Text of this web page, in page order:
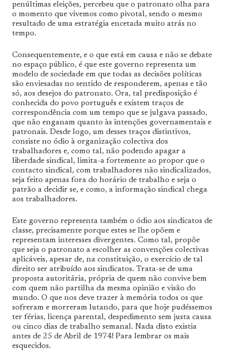
penúltimas eleições, percebeu que o patronato olha para
o momento que vivemos como pivotal, sendo o mesmo
resultado de uma estratégia encetada muito atrás no
tempo.
Consequentemente, e o que está em causa e não se debate
no espaço público, é que este governo representa um
modelo de sociedade em que todas as decisões políticas
são enviesadas no sentido de responderem, apenas e tão
só, aos desejos do patronato. Ora, tal predisposição é
conhecida do povo português e existem traços de
correspondência com um tempo que se julgava passado,
que não enganam quanto às intenções governamentais e
patronais. Desde logo, um desses traços distintivos,
consiste no ódio à organização colectiva dos
trabalhadores e, como tal, não podendo apagar a
liberdade sindical, limita-a fortemente ao propor que o
contacto sindical, com trabalhadores não sindicalizados,
seja feito apenas fora do horário de trabalho e seja o
patrão a decidir se, e como, a informação sindical chega
aos trabalhadores.
Este governo representa também o ódio aos sindicatos de
classe, precisamente porque estes se lhe opõem e
representam interesses divergentes. Como tal, propõe
que seja o patronato a escolher as convenções colectivas
aplicáveis, apesar de, na constituição, o exercício de tal
direito ser atribuído aos sindicatos. Trata-se de uma
proposta autoritária, própria de quem não convive bem
com quem não partilha da mesma opinião e visão do
mundo. O que nos deve trazer à memória todos os que
sofreram e morreram lutando, para que hoje pudéssemos
ter férias, licença parental, despedimento sem justa causa
ou cinco dias de trabalho semanal. Nada disto existia
antes de 25 de Abril de 1974! Para lembrar os mais
esquecidos.